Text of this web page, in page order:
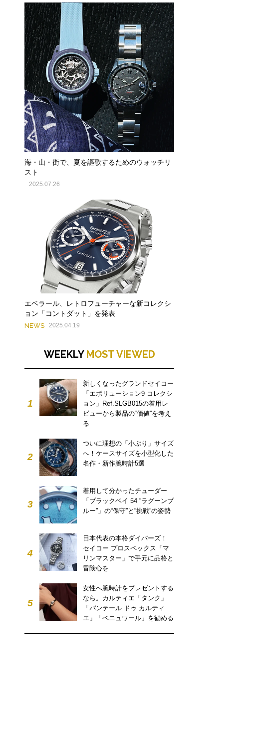
海・山・街で、夏を謳歌するためのウォッチリ
スト
2025.07.26
エベラール、レトロフューチャーな新コレクシ
ョン「コントダット」を発表
NEWS 2025.04.19
WEEKLY MOST VIEWED
1
新しくなったグランドセイコー
「エボリューション9 コレクシ
ョン」Ref.SLGB015の着用レ
ビューから製品の“価値”を考え
る
2
ついに理想の「小ぶり」サイズ
へ！ケースサイズを小型化した
名作・新作腕時計5選
3
着用して分かったチューダー
「ブラックベイ 54 “ラグーンブ
ルー”」の“保守”と“挑戦”の姿勢
4
日本代表の本格ダイバーズ！
セイコー プロスペックス「マ
リンマスター」で手元に品格と
冒険心を
5
女性へ腕時計をプレゼントする
なら。カルティエ「タンク」
「パンテール ドゥ カルティ
エ」「ベニュワール」を勧める